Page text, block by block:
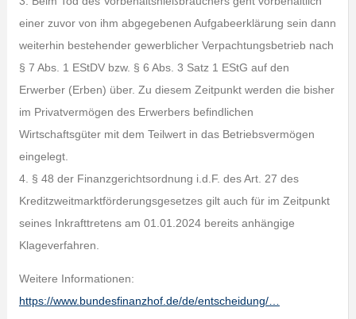
einer zuvor von ihm abgegebenen Aufgabeerklärung sein dann
weiterhin bestehender gewerblicher Verpachtungsbetrieb nach
§ 7 Abs. 1 EStDV bzw. § 6 Abs. 3 Satz 1 EStG auf den
Erwerber (Erben) über. Zu diesem Zeitpunkt werden die bisher
im Privatvermögen des Erwerbers befindlichen
Wirtschaftsgüter mit dem Teilwert in das Betriebsvermögen
eingelegt.
4. § 48 der Finanzgerichtsordnung i.d.F. des Art. 27 des
Kreditzweitmarktförderungsgesetzes gilt auch für im Zeitpunkt
seines Inkrafttretens am 01.01.2024 bereits anhängige
Klageverfahren.
Weitere Informationen:
https://www.bundesfinanzhof.de/de/entscheidung/…